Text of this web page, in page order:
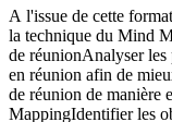
A l'issue de cette
la technique du Mind
de réunionAnalyser les
en réunion afin de
de réunion de manière
MappingIdentifier les